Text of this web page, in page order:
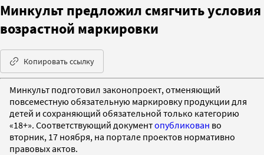
Минкульт предложил смягчить условия
возрастной маркировки
Копировать ссылку
Минкульт подготовил законопроект, отменяющий
повсеместную обязательную маркировку продукции для
детей и сохраняющий обязательной только категорию
«18+». Соответствующий документопубликован во
вторник, 17 ноября, на портале проектов нормативно
правовых актов.